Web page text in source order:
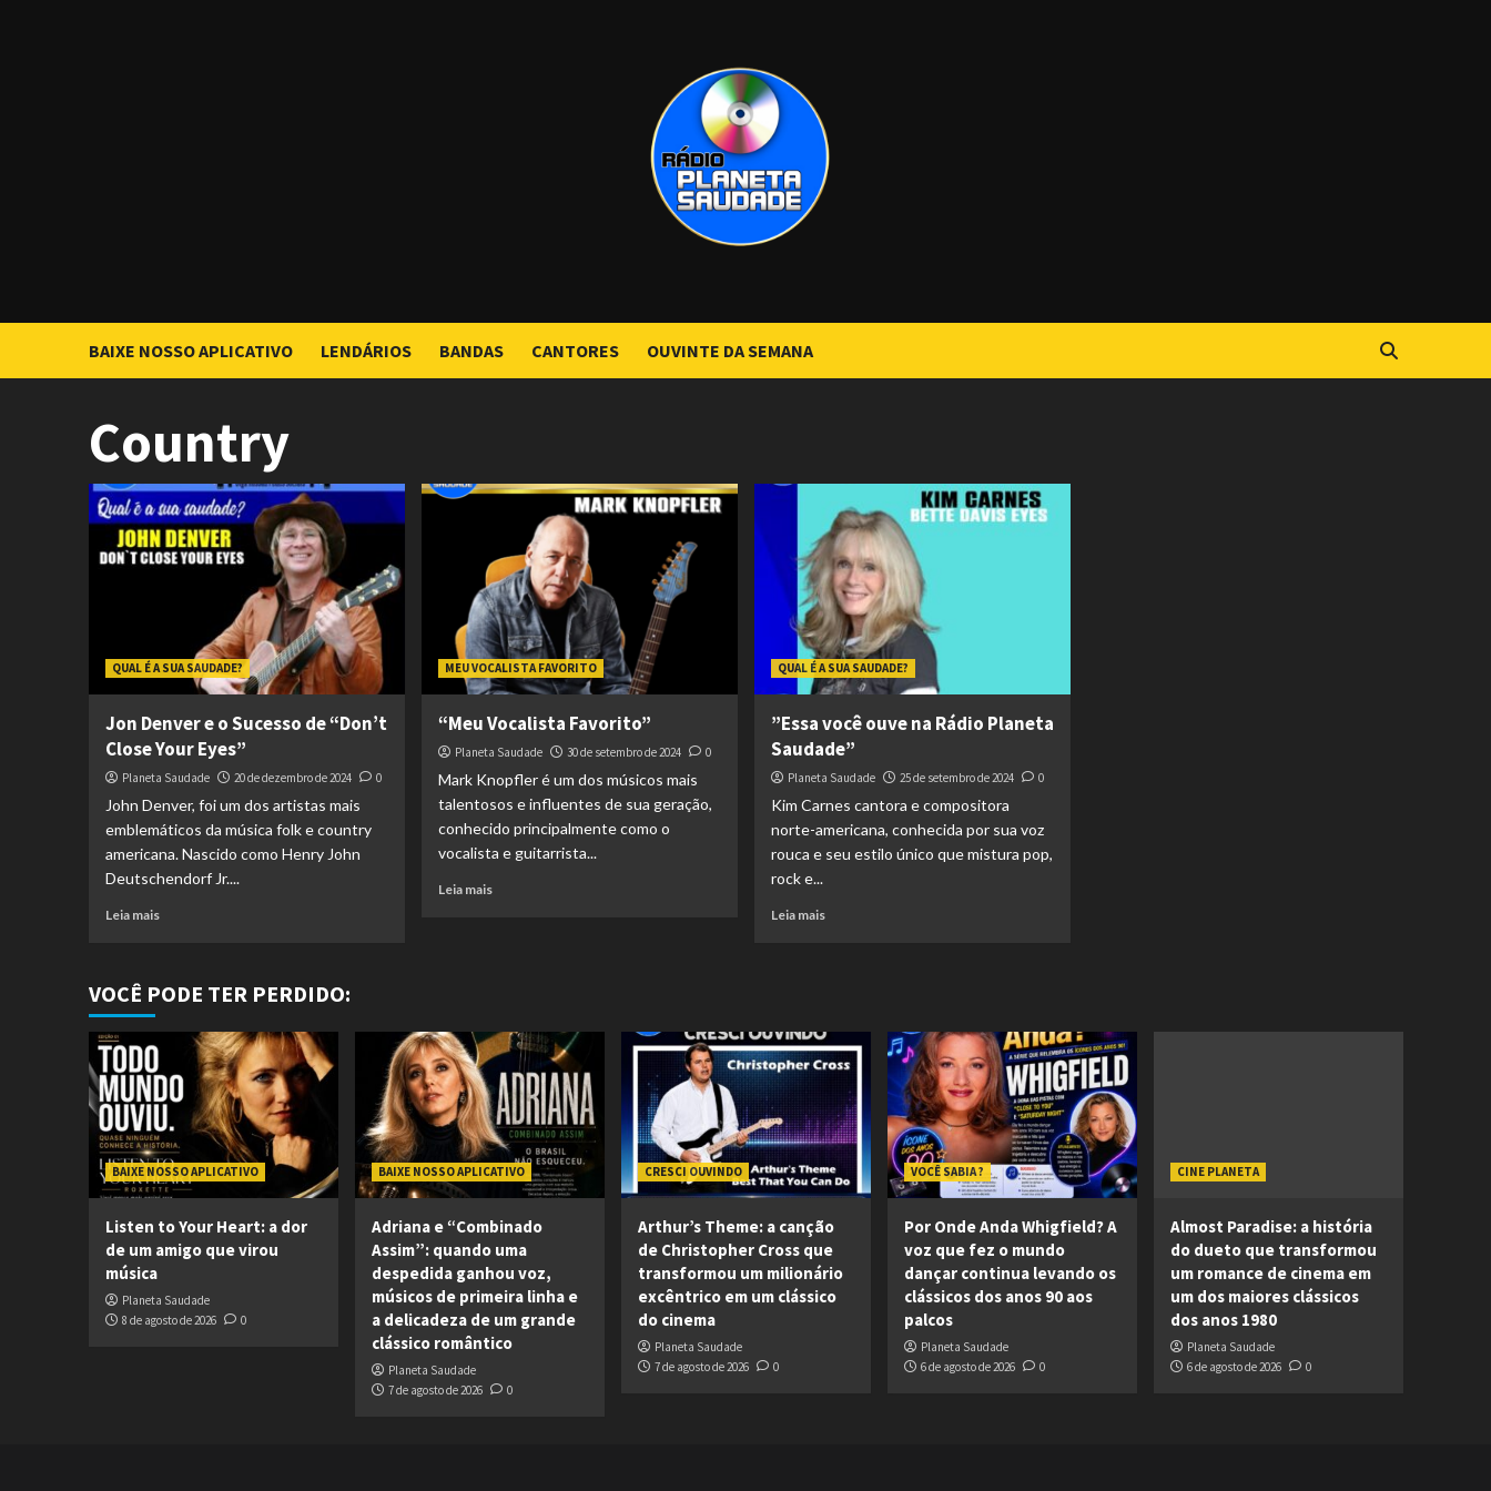
BAIXE NOSSO APLICATIVO LENDÁRIOS BANDAS CANTORES OUVINTE DA SEMANA
Country
QUAL É A SUA SAUDADE?
Jon Denver e o Sucesso de “Don’t
Close Your Eyes”
Planeta Saudade 20 de dezembro de 2024 0
John Denver, foi um dos artistas mais
emblemáticos da música folk e country
americana. Nascido como Henry John
Deutschendorf Jr....
Leia mais
MEU VOCALISTA FAVORITO
“Meu Vocalista Favorito”
Planeta Saudade 30 de setembro de 2024 0
Mark Knopfler é um dos músicos mais
talentosos e influentes de sua geração,
conhecido principalmente como o
vocalista e guitarrista...
Leia mais
QUAL É A SUA SAUDADE?
”Essa você ouve na Rádio Planeta
Saudade”
Planeta Saudade 25 de setembro de 2024 0
Kim Carnes cantora e compositora
norte-americana, conhecida por sua voz
rouca e seu estilo único que mistura pop,
rock e...
Leia mais
VOCÊ PODE TER PERDIDO:
BAIXE NOSSO APLICATIVO
Listen to Your Heart: a dor
de um amigo que virou
música
Planeta Saudade
8 de agosto de 2026
0
BAIXE NOSSO APLICATIVO
Adriana e “Combinado
Assim”: quando uma
despedida ganhou voz,
músicos de primeira linha e
a delicadeza de um grande
clássico romântico
Planeta Saudade
7 de agosto de 2026
0
CRESCI OUVINDO
Arthur’s Theme: a canção
de Christopher Cross que
transformou um milionário
excêntrico em um clássico
do cinema
Planeta Saudade
7 de agosto de 2026
0
VOCÊ SABIA ?
Por Onde Anda Whigfield? A
voz que fez o mundo
dançar continua levando os
clássicos dos anos 90 aos
palcos
Planeta Saudade
6 de agosto de 2026
0
CINE PLANETA
Almost Paradise: a história
do dueto que transformou
um romance de cinema em
um dos maiores clássicos
dos anos 1980
Planeta Saudade
6 de agosto de 2026
0